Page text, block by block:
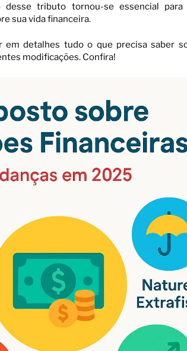
desse tributo tornou-se essencial para
sua vida financeira.
detalhes tudo o que precisa saber
modificações. Confira!